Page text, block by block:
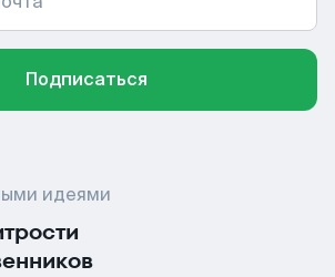
Подписаться
идеями